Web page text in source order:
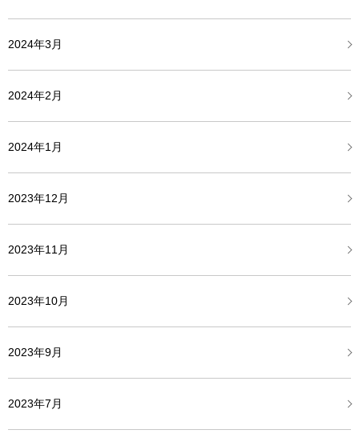
2024年3月
2024年2月
2024年1月
2023年12月
2023年11月
2023年10月
2023年9月
2023年7月